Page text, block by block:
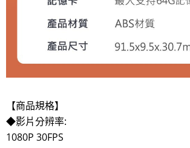
【商品規格】
◆影片分辨率:
1080P 30FPS